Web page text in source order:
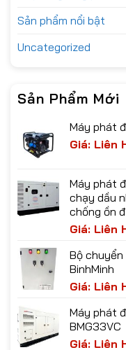
Sản phẩm nổi bật
Uncategorized
Sản Phẩm Mới
Máy phát
Giá: Liên
Máy phát
chạy dầu
chống ồn
Giá: Liên
Bộ chuyển
BinhMinh
Giá: Liên
Máy phát
BMG33VC
Giá: Liên